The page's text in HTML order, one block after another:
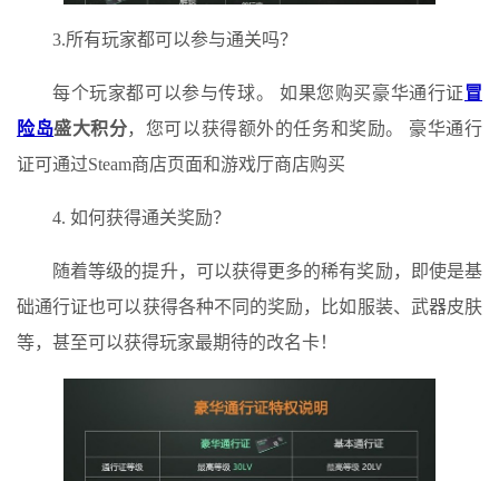
3.所有玩家都可以参与通关吗？
每个玩家都可以参与传球。 如果您购买豪华通行证冒
险岛盛大积分，您可以获得额外的任务和奖励。 豪华通行
证可通过Steam商店页面和游戏厅商店购买
4. 如何获得通关奖励？
随着等级的提升，可以获得更多的稀有奖励，即使是基
础通行证也可以获得各种不同的奖励，比如服装、武器皮肤
等，甚至可以获得玩家最期待的改名卡！